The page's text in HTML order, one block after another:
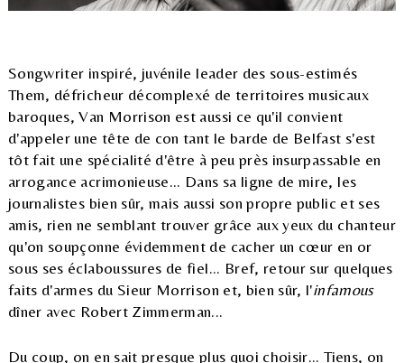
Songwriter inspiré, juvénile leader des sous-estimés
Them, défricheur décomplexé de territoires musicaux
baroques, Van Morrison est aussi ce qu'il convient
d'appeler une tête de con tant le barde de Belfast s'est
tôt fait une spécialité d'être à peu près insurpassable en
arrogance acrimonieuse... Dans sa ligne de mire, les
journalistes bien sûr, mais aussi son propre public et ses
amis, rien ne semblant trouver grâce aux yeux du chanteur
qu'on soupçonne évidemment de cacher un cœur en or
sous ses éclaboussures de fiel... Bref, retour sur quelques
faits d'armes du Sieur Morrison et, bien sûr, l'infamous
dîner avec Robert Zimmerman...
Du coup, on en sait presque plus quoi choisir... Tiens, on